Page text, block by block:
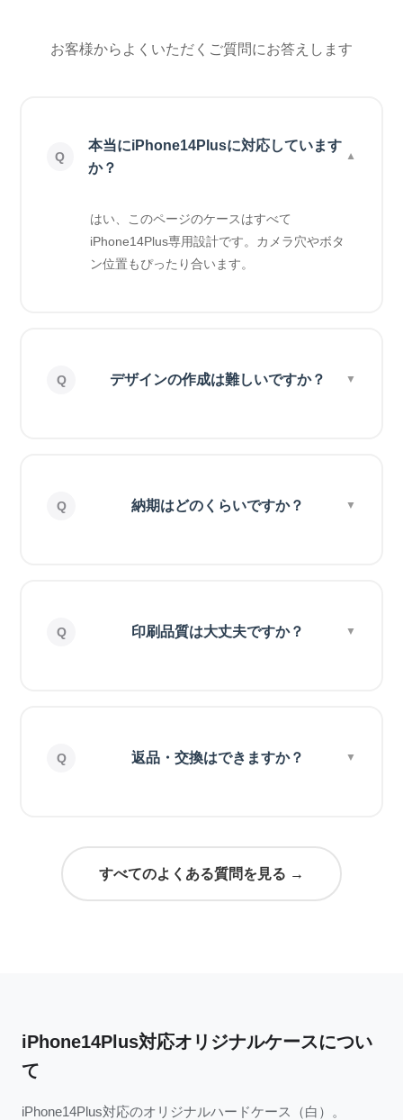
お客様からよくいただくご質問にお答えします
本当にiPhone14Plusに対応しています
か？
はい、このページのケースはすべて
iPhone14Plus専用設計です。カメラ穴やボタ
ン位置もぴったり合います。
デザインの作成は難しいですか？
納期はどのくらいですか？
印刷品質は大丈夫ですか？
返品・交換はできますか？
すべてのよくある質問を見る →
iPhone14Plus対応オリジナルケースについ
て
iPhone14Plus対応のオリジナルハードケース（白）。